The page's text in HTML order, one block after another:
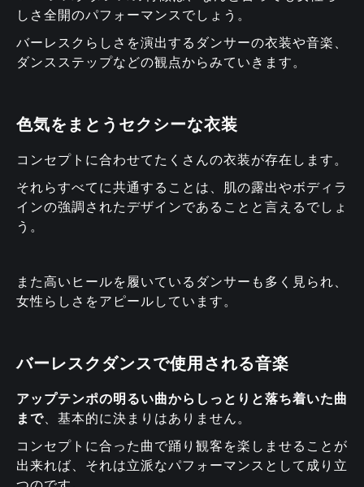
しさ全開のパフォーマンスでしょう。
バーレスクらしさを演出するダンサーの衣装や音楽、
ダンスステップなどの観点からみていきます。
色気をまとうセクシーな衣装
コンセプトに合わせてたくさんの衣装が存在します。
それらすべてに共通することは、肌の露出やボディラ
インの強調されたデザインであることと言えるでしょ
う。
また高いヒールを履いているダンサーも多く見られ、
女性らしさをアピールしています。
バーレスクダンスで使用される音楽
アップテンポの明るい曲からしっとりと落ち着いた曲
まで、基本的に決まりはありません。
コンセプトに合った曲で踊り観客を楽しませることが
出来れば、それは立派なパフォーマンスとして成り立